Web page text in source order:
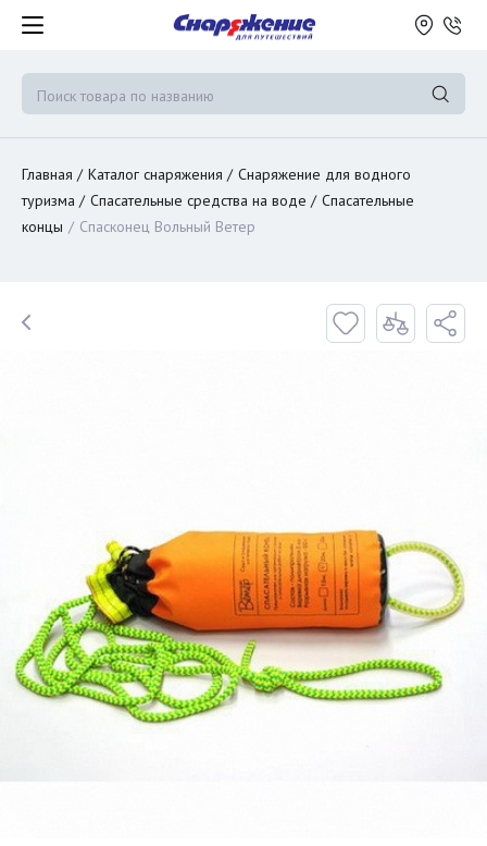
Главная Каталог снаряжения
Снаряжение для водного
туризма
Спасательные средства на воде
Спасательные
концы
Спасконец Вольный Ветер